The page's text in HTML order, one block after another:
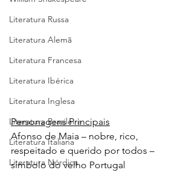
Literatura Russa
Literatura Alemã
Literatura Francesa
Literatura Ibérica
Literatura Inglesa
Literatura Brasileira
Literatura Italiana
Literatura Nórdica
Personagens Principais
Afonso de Maia – nobre, rico,
respeitado e querido por todos –
símbolo do velho Portugal